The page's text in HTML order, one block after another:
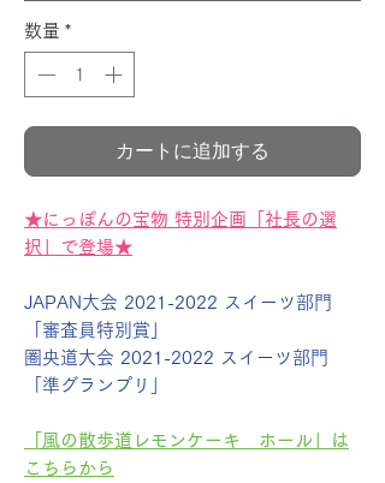
数量 *
カートに追加する
★にっぽんの宝物 特別企画「社長の選
択」で登場★
JAPAN大会 2021-2022 スイーツ部門
「審査員特別賞」
圏央道大会 2021-2022 スイーツ部門
「準グランプリ」
「風の散歩道レモンケーキ ホール」は
こちらから